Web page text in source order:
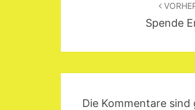
Spende
Die Kommentare sind